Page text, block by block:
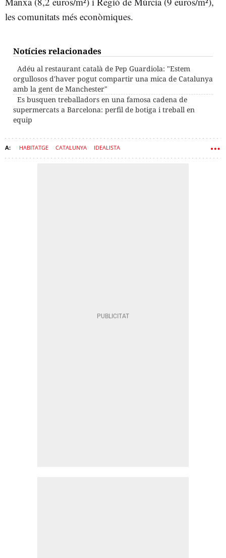
les comunitats més econòmiques.
Notícies relacionades
Adéu al restaurant català de Pep Guardiola: "Estem
orgullosos d'haver pogut compartir una mica de Catalunya
amb la gent de Manchester"
Es busquen treballadors en una famosa cadena de
supermercats a Barcelona: perfil de botiga i treball en
equip
HABITATGE CATALUNYA IDEALISTA